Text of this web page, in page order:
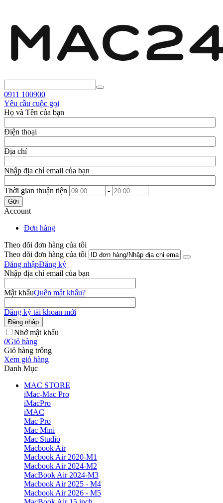
0911 100900
Yêu cầu cuộc gọi
Họ và Tên của bạn
Điện thoại
Địa chỉ
Nhập địa chỉ email của bạn
Thời gian thuận tiện -
Gửi
Account
Đơn hàng
Theo dõi đơn hàng của tôi
Theo dõi đơn hàng của tôi
Đăng nhậpĐăng ký
Nhập địa chỉ email của bạn
Mật khẩuQuên mật khẩu?
Đăng ký tài khoản mới
Đăng nhập
Nhớ mật khẩu
0Giỏ hàng
Giỏ hàng trống
Xem giỏ hàng
Danh Mục
MAC STORE
iMac-Mac Pro
iMacPro
iMAC
Mac Pro
Mac Mini
Mac Studio
Macbook Air
Macbook Air 2020-M1
Macbook Air 2024-M2
MacBook Air 2024-M3
Macbook Air 2025 - M4
Macbook Air 2026 - M5